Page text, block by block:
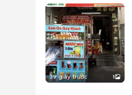
39 giây trước 1